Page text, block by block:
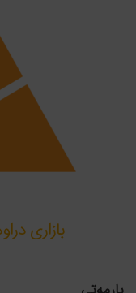
بازاری